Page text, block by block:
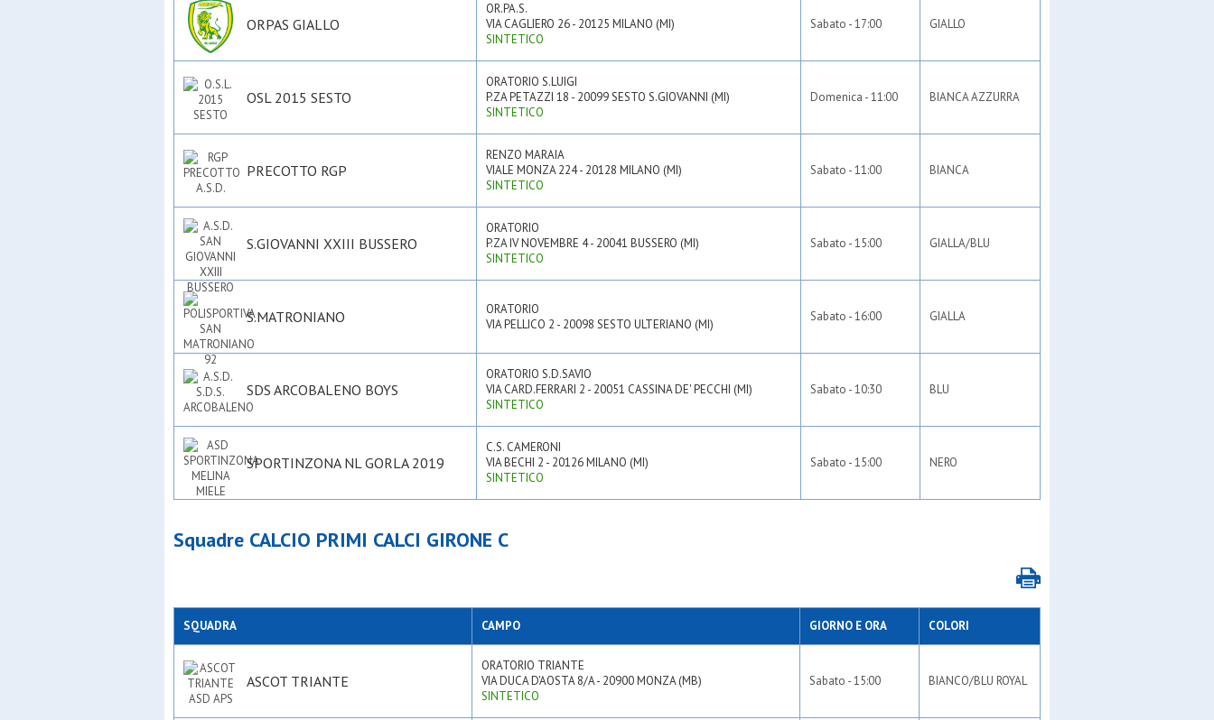
ORPAS GIALLO
OR.PA.S.
VIA CAGLIERO 26 - 20125 MILANO (MI)
SINTETICO
Sabato - 17:00 GIALLO
OSL 2015 SESTO
ORATORIO S.LUIGI
P.ZA PETAZZI 18 - 20099 SESTO S.GIOVANNI (MI)
SINTETICO
Domenica - 11:00 BIANCA AZZURRA
PRECOTTO RGP
RENZO MARAIA
VIALE MONZA 224 - 20128 MILANO (MI)
SINTETICO
Sabato - 11:00 BIANCA
S.GIOVANNI XXIII BUSSERO
ORATORIO
P.ZA IV NOVEMBRE 4 - 20041 BUSSERO (MI)
SINTETICO
Sabato - 15:00 GIALLA/BLU
S.MATRONIANO
ORATORIO
VIA PELLICO 2 - 20098 SESTO ULTERIANO (MI)
Sabato - 16:00 GIALLA
SDS ARCOBALENO BOYS
ORATORIO S.D.SAVIO
VIA CARD.FERRARI 2 - 20051 CASSINA DE' PECCHI (MI)
SINTETICO
Sabato - 10:30 BLU
SPORTINZONA NL GORLA 2019
C.S. CAMERONI
VIA BECHI 2 - 20126 MILANO (MI)
SINTETICO
Sabato - 15:00 NERO
Squadre CALCIO PRIMI CALCI GIRONE C
SQUADRA CAMPO GIORNO E ORA COLORI
ASCOT TRIANTE
ORATORIO TRIANTE
VIA DUCA D'AOSTA 8/A - 20900 MONZA (MB)
SINTETICO
Sabato - 15:00 BIANCO/BLU ROYAL